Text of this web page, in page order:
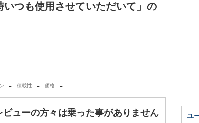
つも使用させていただいて」の
- 積載性 - 価格 -
ューの方々は乗った事がありません
ユ